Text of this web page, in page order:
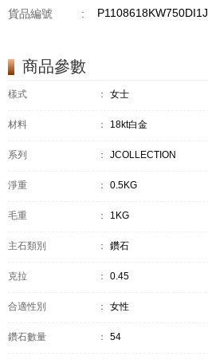
貨品編號 : P1108618KW750DI1J
商品參數
樣式 ： 女士
材料 ： 18kt白金
系列 ： JCOLLECTION
淨重 ： 0.5KG
毛重 ： 1KG
主石類別 ： 鑽石
克拉 ： 0.45
合適性別 ： 女性
鑽石數量 ： 54